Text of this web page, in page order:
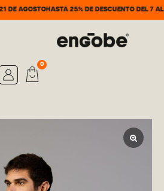
HASTA 25% DE DESCUENTO DEL 7 AL 31 DE
0